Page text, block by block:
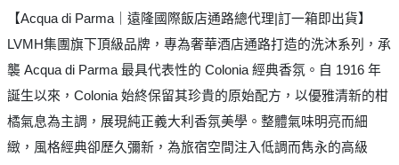
【Acqua di Parma｜遠隆國際飯店通路總代理|訂一箱即出貨】
LVMH集團旗下頂級品牌，專為奢華酒店通路打造的洗沐系列，承
襲 Acqua di Parma 最具代表性的 Colonia 經典香氛。自 1916 年
誕生以來，Colonia 始終保留其珍貴的原始配方，以優雅清新的柑
橘氣息為主調，展現純正義大利香氛美學。整體氣味明亮而細
緻，風格經典卻歷久彌新，為旅宿空間注入低調而雋永的高級